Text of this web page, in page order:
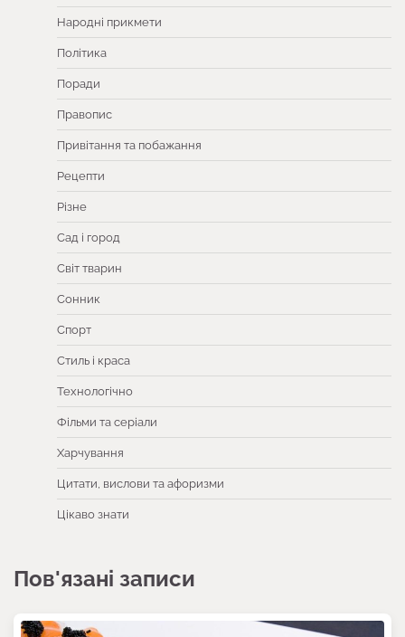
Народні прикмети
Політика
Поради
Правопис
Привітання та побажання
Рецепти
Різне
Сад і город
Світ тварин
Сонник
Спорт
Стиль і краса
Технологічно
Фільми та серіали
Харчування
Цитати, вислови та афоризми
Цікаво знати
Пов'язані записи